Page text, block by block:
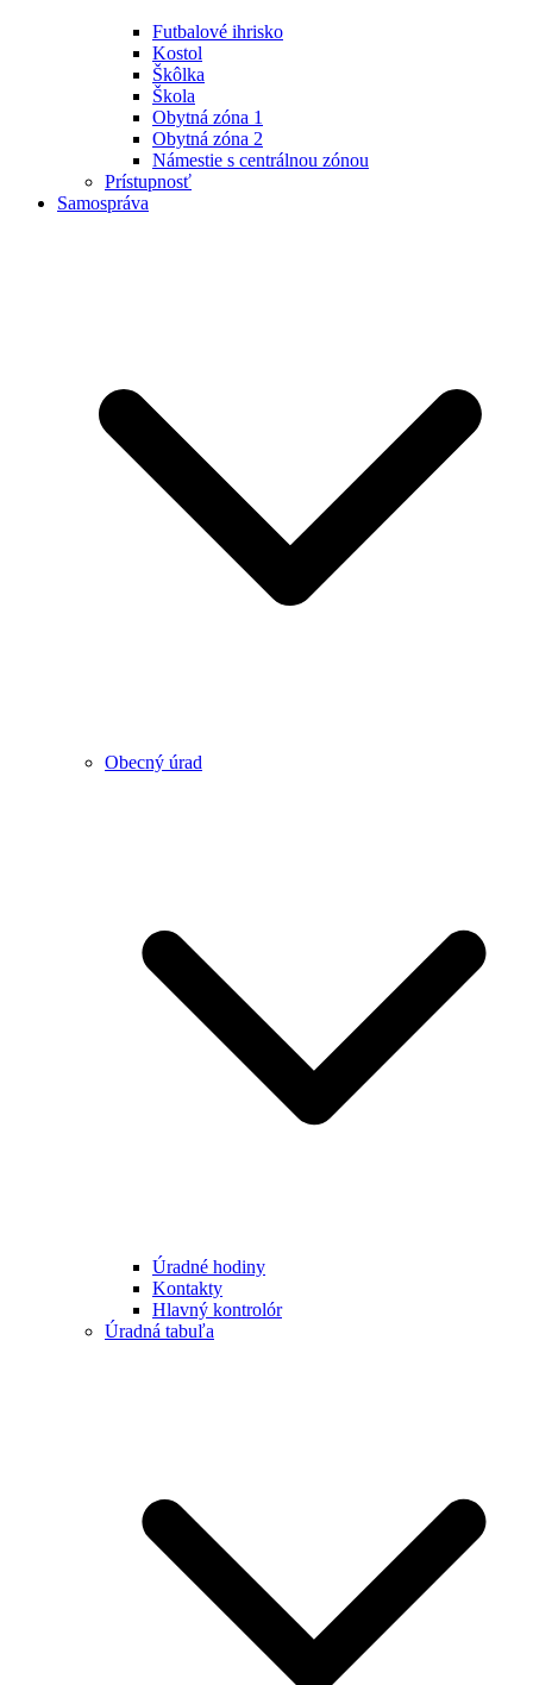
Futbalové ihrisko
Kostol
Škôlka
Škola
Obytná zóna 1
Obytná zóna 2
Námestie s centrálnou zónou
Prístupnosť
Samospráva
Obecný úrad
Úradné hodiny
Kontakty
Hlavný kontrolór
Úradná tabuľa